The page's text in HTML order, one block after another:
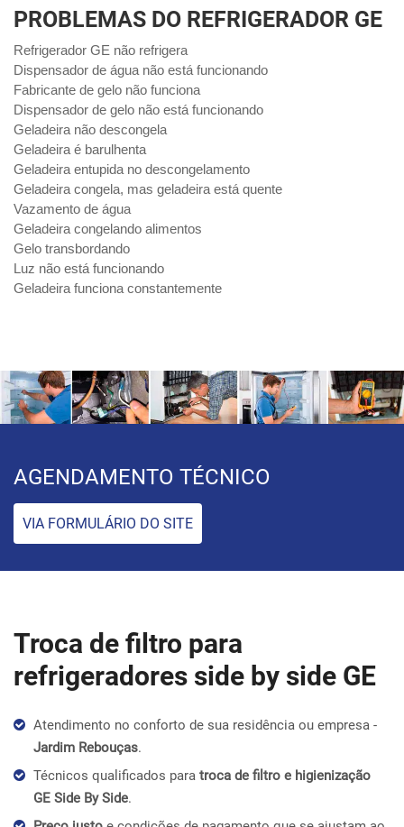
PROBLEMAS DO REFRIGERADOR GE
Refrigerador GE não refrigera
Dispensador de água não está funcionando
Fabricante de gelo não funciona
Dispensador de gelo não está funcionando
Geladeira não descongela
Geladeira é barulhenta
Geladeira entupida no descongelamento
Geladeira congela, mas geladeira está quente
Vazamento de água
Geladeira congelando alimentos
Gelo transbordando
Luz não está funcionando
Geladeira funciona constantemente
AGENDAMENTO TÉCNICO
VIA FORMULÁRIO DO SITE
Troca de filtro para
refrigeradores side by side GE
Atendimento no conforto de sua residência ou empresa -
Jardim Rebouças.
Técnicos qualificados para troca de filtro e higienização
GE Side By Side.